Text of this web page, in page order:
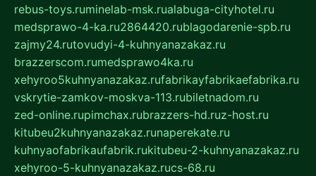
rebus-toys.ruminelab-msk.rualabuga-cityhotel.ru
medsprawo-4-ka.ru2864420.rublagodarenie-spb.ru
zajmy24.rutovudyi-4-kuhnyanazakaz.ru
brazzerscom.rumedsprawo4ka.ru
xehyroo5kuhnyanazakaz.rufabrikayfabrikaefabrika.ru
vskrytie-zamkov-moskva-113.rubiletnadom.ru
zed-online.rupimchax.rubrazzers-hd.ruz-host.ru
kitubeu2kuhnyanazakaz.runaperekate.ru
kuhnyaofabrikaufabrik.rukitubeu-2-kuhnyanazakaz.ru
xehyroo-5-kuhnyanazakaz.rucs-68.ru